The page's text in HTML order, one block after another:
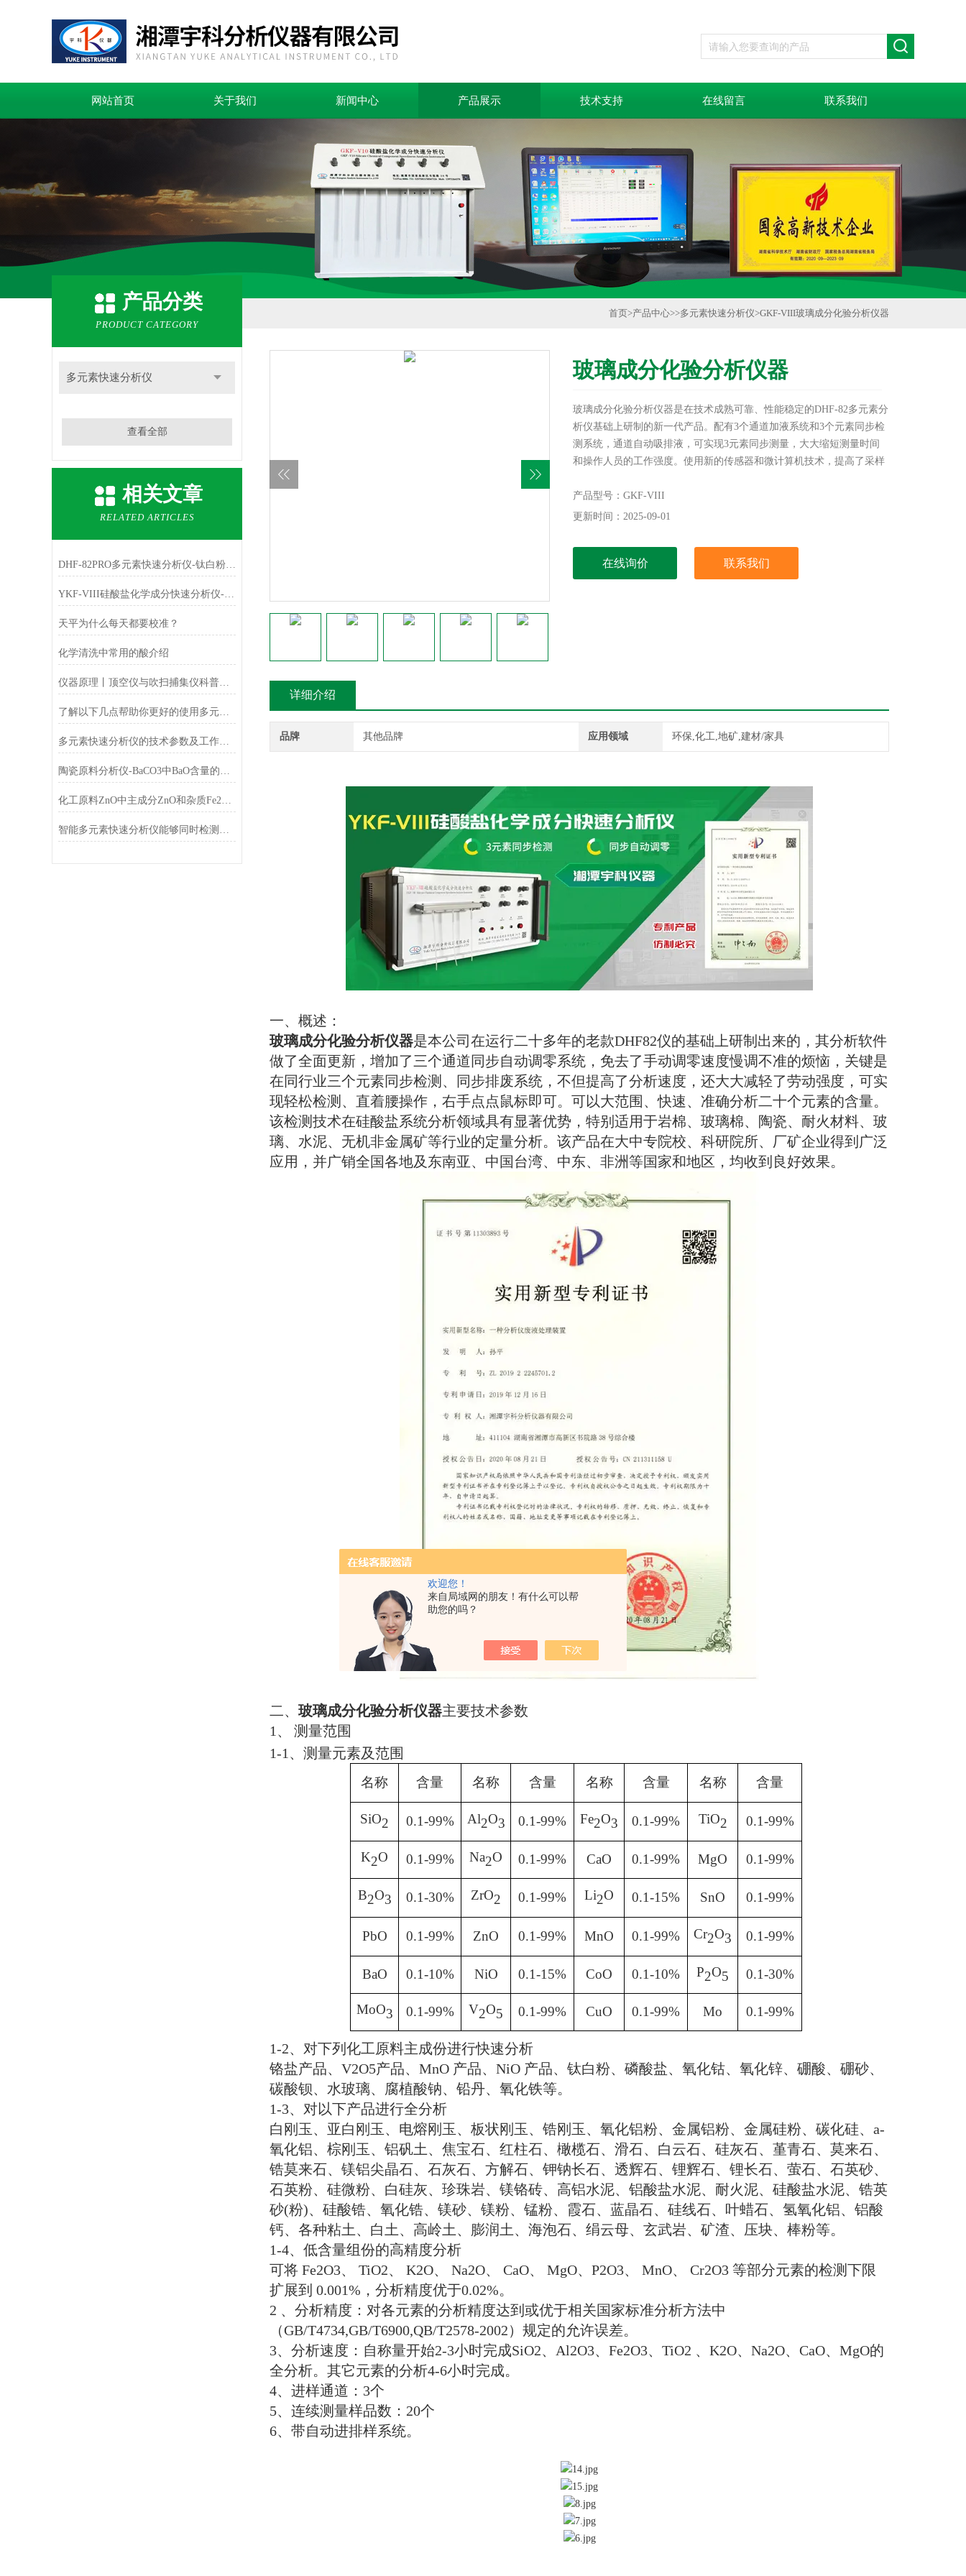
欢迎您！
来自局域网的朋友！有什么可以帮
助您的吗？
网站首页 关于我们 新闻中心 产品展示 技术支持 在线留言 联系我们
产品分类
PRODUCT CATEGORY
多元素快速分析仪
查看全部
相关文章
RELATED ARTICLES
DHF-82PRO多元素快速分析仪-钛白粉、金红石中主成份TiO2的测定
YKF-VIII硅酸盐化学成分快速分析仪-铁红中主成份Fe2O3的测定
天平为什么每天都要校准？
化学清洗中常用的酸介绍
仪器原理丨顶空仪与吹扫捕集仪科普小知识
了解以下几点帮助你更好的使用多元素快速分析仪
多元素快速分析仪的技术参数及工作条件
陶瓷原料分析仪-BaCO3中BaO含量的测定
化工原料ZnO中主成分ZnO和杂质Fe2O3的测定
智能多元素快速分析仪能够同时检测和分析多少种元素？
首页>产品中心>>多元素快速分析仪>GKF-VIII玻璃成分化验分析仪器
玻璃成分化验分析仪器
玻璃成分化验分析仪器是在技术成熟可靠、性能稳定的DHF-82多元素分
析仪基础上研制的新一代产品。配有3个通道加液系统和3个元素同步检
测系统，通道自动吸排液，可实现3元素同步测量，大大缩短测量时间
和操作人员的工作强度。使用新的传感器和微计算机技术，提高了采样
产品型号：GKF-VIII
更新时间：2025-09-01
在线询价 联系我们
详细介绍
品牌 其他品牌 应用领域 环保,化工,地矿,建材/家具
一、概述：
玻璃成分化验分析仪器是本公司在运行二十多年的老款DHF82仪的基础上研制出来的，其分析软件
做了全面更新，增加了三个通道同步自动调零系统，免去了手动调零速度慢调不准的烦恼， 关键是
在同行业三个元素同步检测、同步排废系统，不但提高了分析速度，还大大减轻了劳动强度，可实
现轻松检测、直着腰操作，右手点点鼠标即可。可以大范围、快速、准确分析二十个元素的含量。
该检测技术在硅酸盐系统分析领域具有显著优势，特别适用于岩棉、玻璃棉、陶瓷、耐火材料、玻
璃、水泥、无机非金属矿等行业的定量分析。该产品在大中专院校、科研院所、厂矿企业得到广泛
应用，并广销全国各地及东南亚、中国台湾、中东、非洲等国家和地区，均收到良好效果。
二、 玻璃成分化验分析仪器主要技术参数
1 、
测量范围
1-1 、测量元素及范围
名称 含量 名称 含量 名称 含量 名称 含量
SiO2 0.1-99% Al2O3 0.1-99% Fe2O3 0.1-99% TiO2 0.1-99%
K2O 0.1-99% Na2O 0.1-99% CaO 0.1-99% MgO 0.1-99%
B2O3 0.1-30% ZrO2 0.1-99% Li2O 0.1-15% SnO 0.1-99%
PbO 0.1-99% ZnO 0.1-99% MnO 0.1-99% Cr2O3 0.1-99%
BaO 0.1-10% NiO 0.1-15% CoO 0.1-10% P2O5 0.1-30%
MoO3 0.1-99% V2O5 0.1-99% CuO 0.1-99% Mo 0.1-99%
1-2、对下列化工原料主成份进行快速分析
铬盐产品、 V2O5产品、 MnO 产品、 NiO 产品、钛白粉、磷酸盐、氧化钴、氧化锌、硼酸、硼砂、
碳酸钡、水玻璃、腐植酸钠、铅丹、氧化铁等。
1-3、对以下产品进行全分析
白刚玉、亚白刚玉、电熔刚玉、板状刚玉、锆刚玉、氧化铝粉、金属铝粉、金属硅粉、碳化硅、 a-
氧化铝、棕刚玉、铝矾土、焦宝石、红柱石、橄榄石、滑石、白云石、硅灰石、堇青石、莫来石、
锆莫来石、镁铝尖晶石、石灰石、方解石、钾钠长石、透辉石、锂辉石、锂长石、萤石、石英砂、
石英粉、硅微粉、白硅灰、珍珠岩、镁铬砖、高铝水泥、铝酸盐水泥、耐火泥、硅酸盐水泥、锆英
砂(粉)、硅酸锆、氧化锆、镁砂、镁粉、锰粉、霞石、蓝晶石、硅线石、叶蜡石、氢氧化铝、铝酸
钙、各种粘土、白土、高岭土、膨润土、海泡石、绢云母、 玄武岩、矿渣、压块、棒粉等。
1-4、低含量组份的高精度分析
可将 Fe2O3、 TiO2、 K2O、 Na2O、 CaO、 MgO、 P2O3、 MnO、 Cr2O3 等部分元素的检测下限
扩展到 0.001% ，分析精度优于0.02%。
2 、分析精度：对各元素的分析精度达到或优于相关国家标准分析方法中
（GB/T4734,GB/T6900,QB/T2578-2002）规定的允许误差。
3、分析速度：自称量开始2-3小时完成SiO2、 Al2O3、 Fe2O3、 TiO2 、 K2O、 Na2O、 CaO、 MgO的
全分析。其它元素的分析4-6小时完成。
4、进样通道： 3个
5、连续测量样品数： 20个
6、带自动进排样系统。